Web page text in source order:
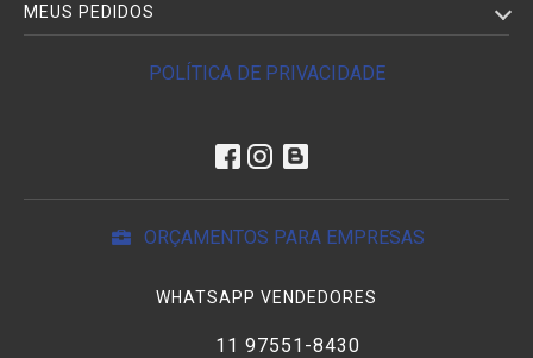
MEUS PEDIDOS
POLÍTICA DE PRIVACIDADE
ORÇAMENTOS PARA EMPRESAS
WHATSAPP VENDEDORES
11 97551-8430